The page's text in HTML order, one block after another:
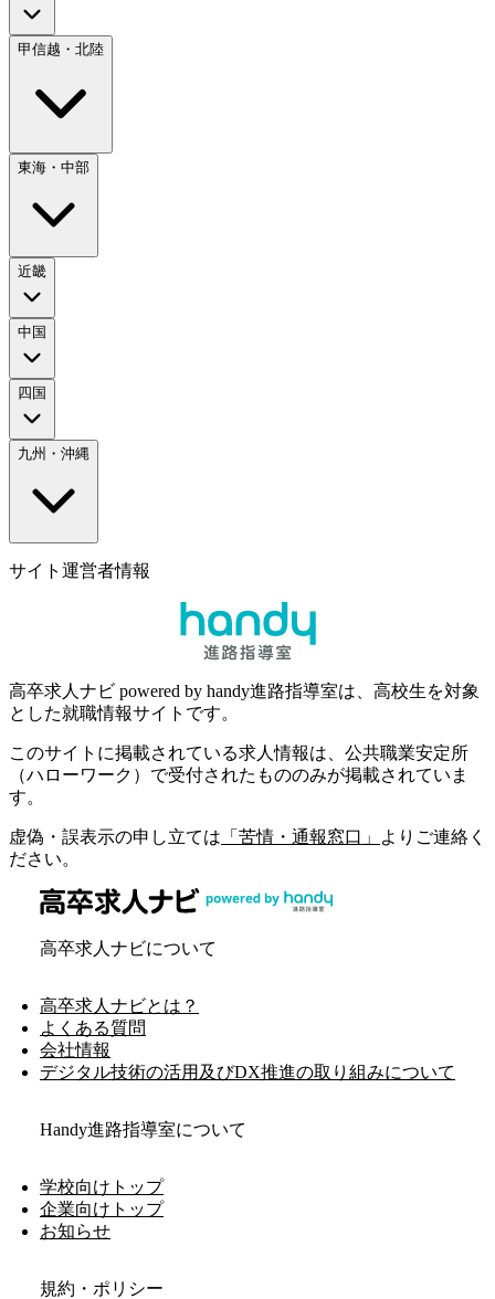
甲信越・北陸
東海・中部
近畿
中国
四国
九州・沖縄
サイト運営者情報
高卒求人ナビ powered by handy進路指導室は、高校生を対象
とした就職情報サイトです。
このサイトに掲載されている求人情報は、公共職業安定所
（ハローワーク）で受付されたもののみが掲載されていま
す。
虚偽・誤表示の申し立ては 「苦情・通報窓口」
よりご連絡く
ださい。
高卒求人ナビについて
高卒求人ナビとは？
よくある質問
会社情報
デジタル技術の活用及びDX推進の取り組みについて
Handy進路指導室について
学校向けトップ
企業向けトップ
お知らせ
規約・ポリシー